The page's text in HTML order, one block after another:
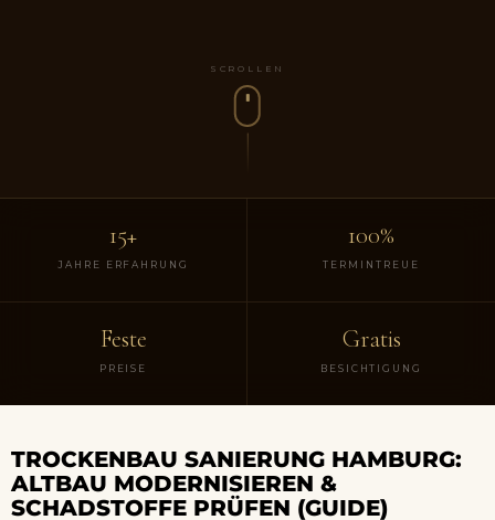
15+
JAHRE ERFAHRUNG
100%
TERMINTREUE
Feste
PREISE
Gratis
BESICHTIGUNG
SCROLLEN
TROCKENBAU SANIERUNG HAMBURG:
ALTBAU MODERNISIEREN &
SCHADSTOFFE PRÜFEN (GUIDE)